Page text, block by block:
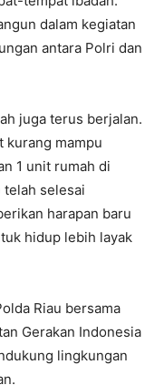
dalam kegiatan
antara Polri dan
juga terus berjalan.
kurang mampu
1 unit rumah di
selesai
harapan baru
hidup lebih layak
Riau bersama
Gerakan Indonesia
lingkungan